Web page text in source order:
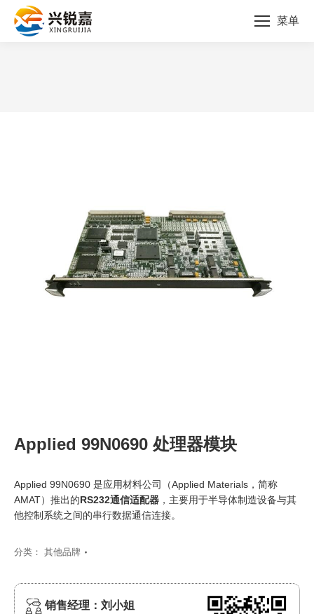
菜单
Applied 99N0690 处理器模块
Applied 99N0690 是应用材料公司（Applied Materials，简称
AMAT）推出的RS232通信适配器 ，主要用于半导体制造设备与其
他控制系统之间的串行数据通信连接。
分类： 其他品牌
销售经理：刘小姐